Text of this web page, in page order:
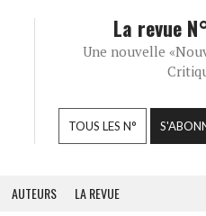
La revue
Une nouvelle
TOUS LES N°
AUTEURS LA REVUE